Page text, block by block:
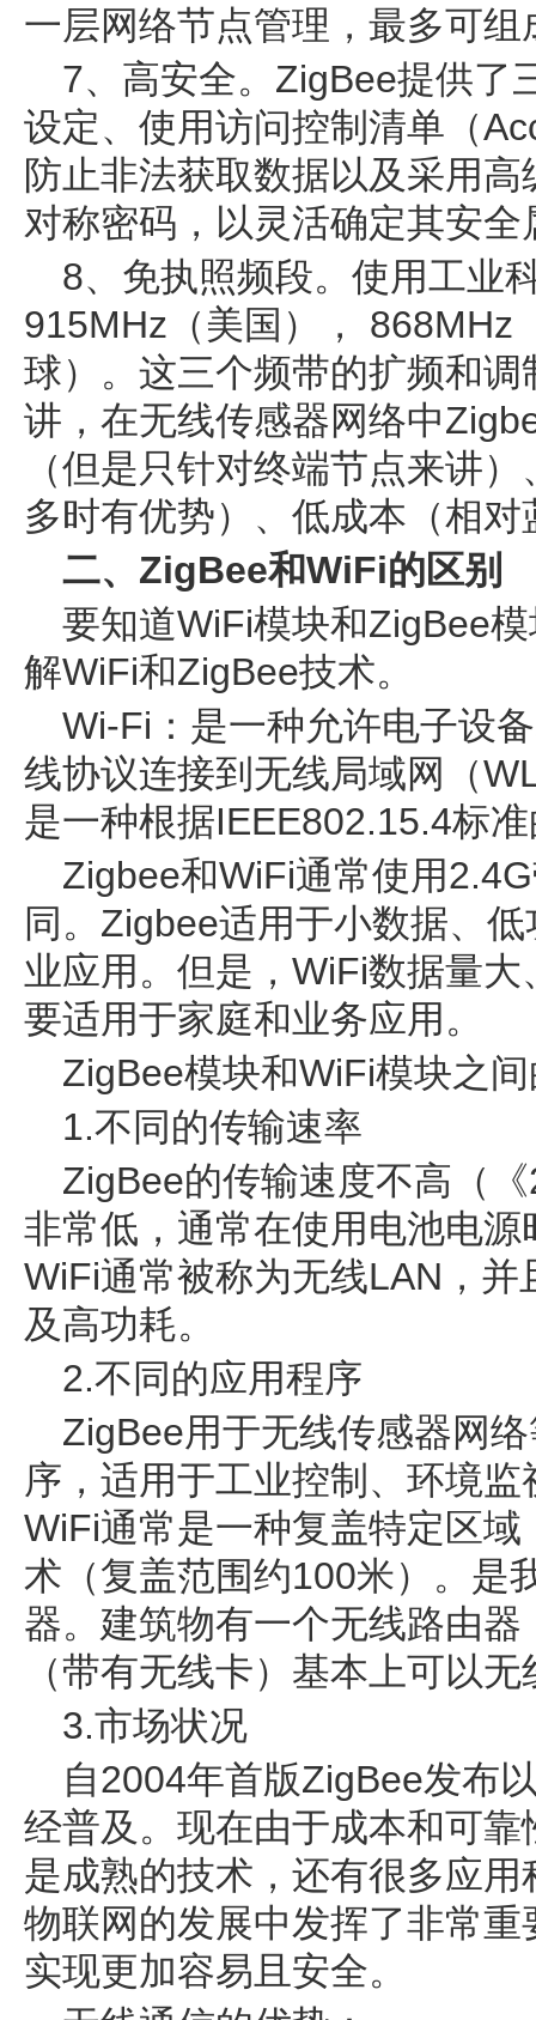
一层网络节点管理，最多可
7、高安全。ZigBee提供了
设定、使用访问控制清单（
防止非法获取数据以及采用
对称密码，以灵活确定其安全
8、免执照频段。使用工业
915MHz（美国）， 868MHz
球）。这三个频带的扩频和
讲，在无线传感器网络中
（但是只针对终端节点来讲
多时有优势）、低成本（相
二、ZigBee和WiFi的区别
要知道WiFi模块和ZigBee
解WiFi和ZigBee技术。
Wi-Fi：是一种允许电子设
线协议连接到无线局域网（
是一种根据IEEE802.15.4标
Zigbee和WiFi通常使用
同。Zigbee适用于小数据、
业应用。但是，WiFi数据量
要适用于家庭和业务应用。
ZigBee模块和WiFi模块之
1.不同的传输速率
ZigBee的传输速度不高（
非常低，通常在使用电池电
WiFi通常被称为无线LAN，
及高功耗。
2.不同的应用程序
ZigBee用于无线传感器网
序，适用于工业控制、环境
WiFi通常是一种复盖特定区
术（复盖范围约100米）。是
器。建筑物有一个无线路由
（带有无线卡）基本上可以
3.市场状况
自2004年首版ZigBee发布
经普及。现在由于成本和可
是成熟的技术，还有很多应
物联网的发展中发挥了非常重
实现更加容易且安全。